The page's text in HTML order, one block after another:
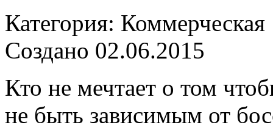
Категория: Коммерческая
Создано 02.06.2015
Кто не мечтает о том
не быть зависимым от